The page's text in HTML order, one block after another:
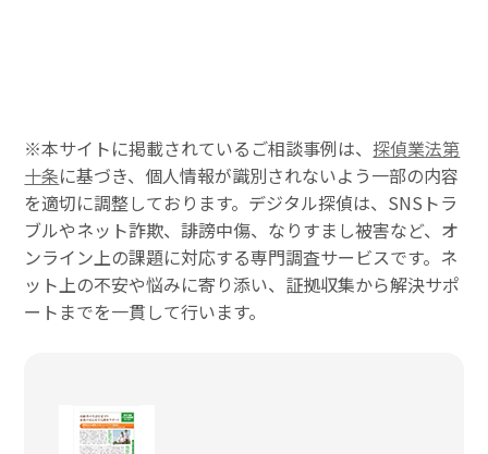
※本サイトに掲載されているご相談事例は、探偵業法第
十条に基づき、個人情報が識別されないよう一部の内容
を適切に調整しております。デジタル探偵は、SNSトラ
ブルやネット詐欺、誹謗中傷、なりすまし被害など、オ
ンライン上の課題に対応する専門調査サービスです。ネ
ット上の不安や悩みに寄り添い、証拠収集から解決サポ
ートまでを一貫して行います。